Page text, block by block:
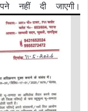
नहीं दी जाएगी।